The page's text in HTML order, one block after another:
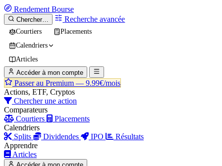
Rendement Bourse
Chercher… Recherche avancée
Courtiers
Placements
Calendriers
Articles
Accéder à mon compte
Passer au Premium — 9.99€/mois
Actions, ETF, Cryptos
Chercher une action
Comparateurs
Courtiers
Placements
Calendriers
Splits
Dividendes IPO
Résultats
Apprendre
Articles